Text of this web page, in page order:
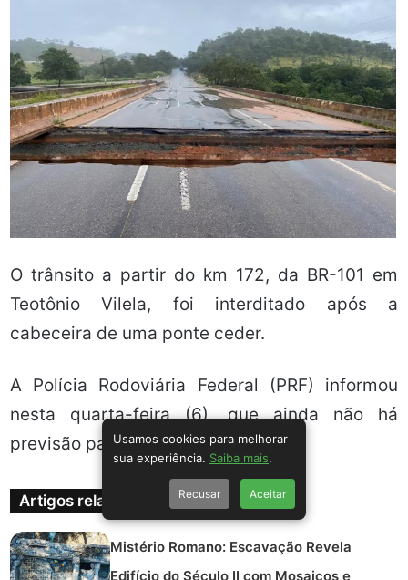
O trânsito a partir do km 172, da BR-101 em
Teotônio Vilela, foi interditado após a
cabeceira de uma ponte ceder.
A Polícia Rodoviária Federal (PRF) informou
nesta quarta-feira (6), que ainda não há
previsão para o trecho ser liberado.
Artigos relacionados
Mistério Romano: Escavação Revela
Edifício do Século II com Mosaicos e
Usamos cookies para melhorar
sua experiência. Saiba mais
Recusar Aceitar